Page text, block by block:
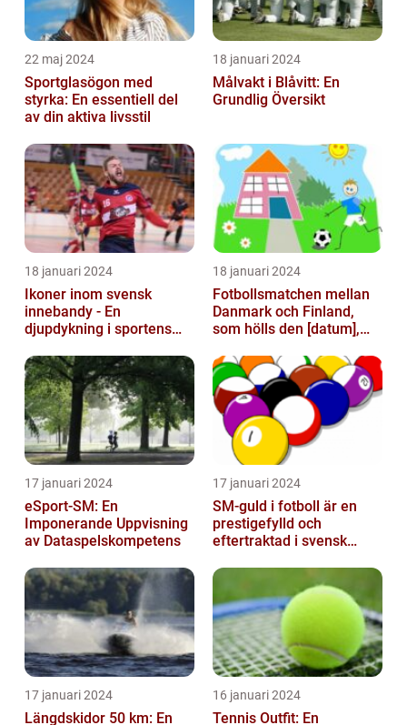
22 maj 2024
Sportglasögon med
styrka: En essentiell del
av din aktiva livsstil
18 januari 2024
Målvakt i Blåvitt: En
Grundlig Översikt
18 januari 2024
Ikoner inom svensk
innebandy - En
djupdykning i sportens
profiler
18 januari 2024
Fotbollsmatchen mellan
Danmark och Finland,
som hölls den [datum],
allvarl...
17 januari 2024
eSport-SM: En
Imponerande Uppvisning
av Dataspelskompetens
17 januari 2024
SM-guld i fotboll är en
prestigefylld och
eftertraktad i svensk
17 januari 2024
Längdskidor 50 km: En
16 januari 2024
Tennis Outfit: En